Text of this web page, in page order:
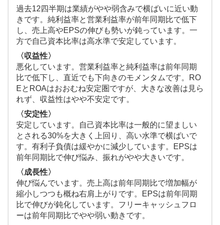
過去12四半期は業績がやや弱含みで横ばいに近い動
きです。純利益率と営業利益率が前年同期比で低下
し、売上高やEPSの伸びも勢いが鈍っています。一
方で自己資本比率は高水準で安定しています。
〈収益性〉
悪化しています。営業利益率と純利益率は前年同期
比で低下し、直近でも下向きのモメンタムです。RO
EとROAはおおむね安定圏ですが、大きな改善は見ら
れず、収益性はやや不安定です。
〈安定性〉
安定しています。自己資本比率は一般的に望ましい
とされる30%を大きく上回り、高い水準で横ばいで
す。有利子負債は緩やかに減少しています。EPSは
前年同期比で伸び悩み、振れがやや大きいです。
〈成長性〉
伸び悩んでいます。売上高は前年同期比で増加幅が
縮小しつつも概ね右肩上がりです。EPSは前年同期
比で伸びが鈍化しています。フリーキャッシュフロ
ーは前年同期比でやや弱い動きです。